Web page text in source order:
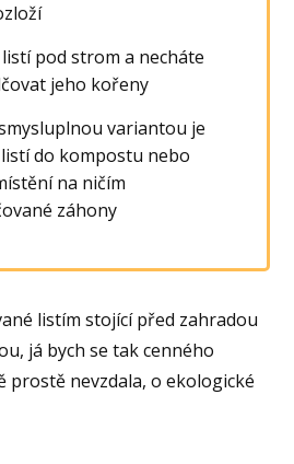
pod strom a necháte
jeho kořeny
variantou je
do kompostu nebo
na ničím
záhony
listím stojící před zahradou
já bych se tak cenného
prostě nevzdala, o ekologické